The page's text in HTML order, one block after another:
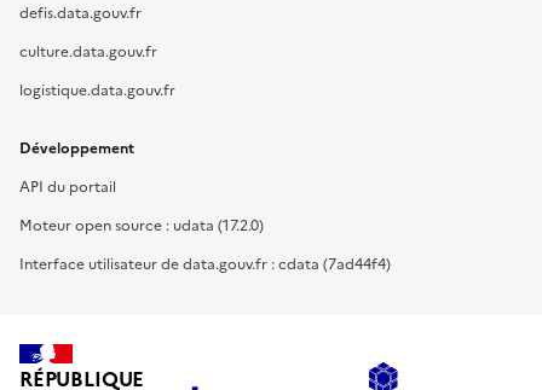
defis.data.gouv.fr
culture.data.gouv.fr
logistique.data.gouv.fr
Développement
API du portail
Moteur open source : udata (17.2.0)
Interface utilisateur de data.gouv.fr : cdata (7ad44f4)
RÉPUBLIQUE